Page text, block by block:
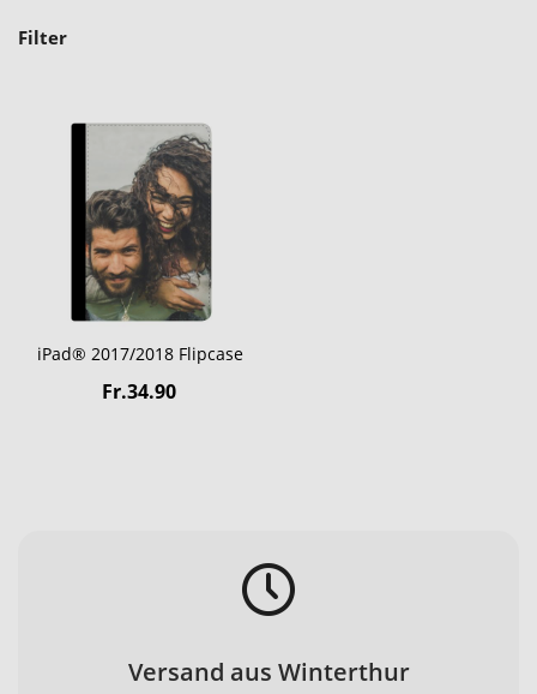
Filter
iPad® 2017/2018 Flipcase
Fr.34.90
Versand aus Winterthur